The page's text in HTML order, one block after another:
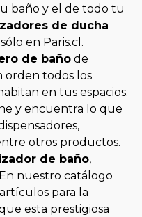
baño y el de todo tu
de ducha
en Paris.cl.
de baño de
orden todos los
en tus espacios.
y encuentra lo que
otros productos.
de baño,
nuestro catálogo
para la
esta prestigiosa